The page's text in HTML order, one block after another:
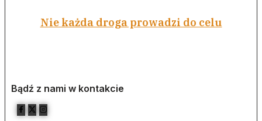
Nie każda droga prowadzi do celu
Bądź z nami w kontakcie